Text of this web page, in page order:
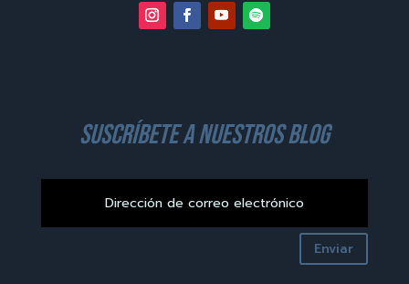
suscríbete a nuestros blog
Enviar